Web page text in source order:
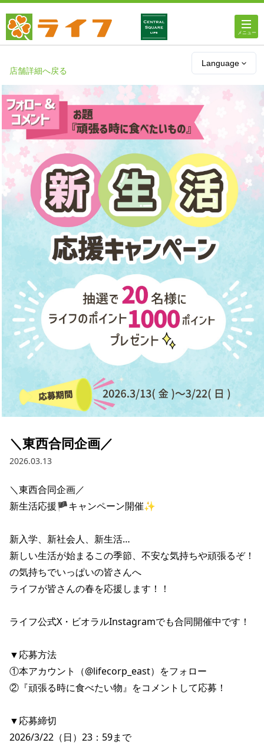
Language
店舗・チラシ情報
ライフのオンラインストア
ライフ ネットスーパー
企業情報
IR情報
採用情報
お問い合わせ
Contact us in English
店舗詳細へ戻る
＼東西合同企画／
2026.03.13
＼東西合同企画／
新生活応援🏴キャンペーン開催✨
新入学、新社会人、新生活…
新しい生活が始まるこの季節、不安な気持ちや頑張るぞ！
の気持ちでいっぱいの皆さんへ
ライフが皆さんの春を応援します！！
ライフ公式X・ビオラルInstagramでも合同開催中です！
▼応募方法
①本アカウント（@lifecorp_east）をフォロー
②『頑張る時に食べたい物』をコメントして応募！
▼応募締切
2026/3/22（日）23：59まで